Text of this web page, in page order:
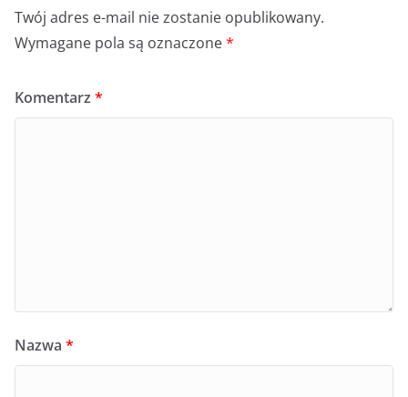
Twój adres e-mail nie zostanie opublikowany.
Wymagane pola są oznaczone*
Komentarz *
Nazwa *